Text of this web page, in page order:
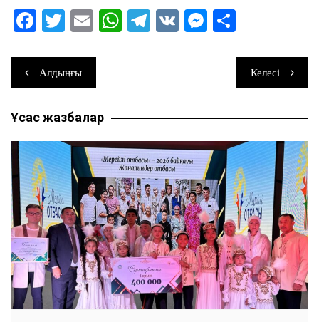
F
c
e
b
o
o
k
T
tt
er
E
ai
l
W
A
p
p
T
a
m
V M
n
g
er
ра
ви
ть
Навигация
по
записям
Алдыңғы Келесі
Ұқсас жазбалар